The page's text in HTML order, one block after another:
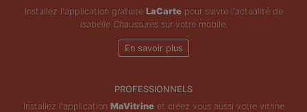
Installez l'application gratuite LaCartepour suivre l'actualité de
Isabelle Chaussuressur votre mobile.
En savoir plus
PROFESSIONNELS
Installez l'application MaVitrineet créez vous aussi votre vitrine